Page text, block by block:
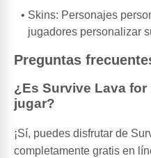
Skins: Personajes
jugadores personalizar
Preguntas
¿Es Survive Lava
jugar?
¡Sí, puedes disfrutar de
completamente gratis en